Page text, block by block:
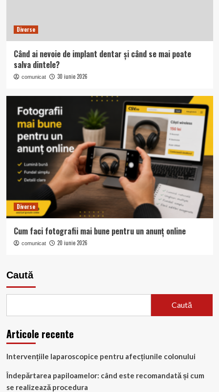
Diverse
Când ai nevoie de implant dentar și când se mai poate
salva dintele?
comunicat 30 iunie 2026
Diverse
Cum faci fotografii mai bune pentru un anunț online
comunicat 20 iunie 2026
Caută
Caută
Articole recente
Intervențiile laparoscopice pentru afecțiunile colonului
Îndepărtarea papiloamelor: când este recomandată și cum
se realizează procedura